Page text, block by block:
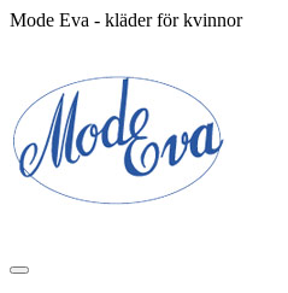
Mode Eva - kläder för kvinnor